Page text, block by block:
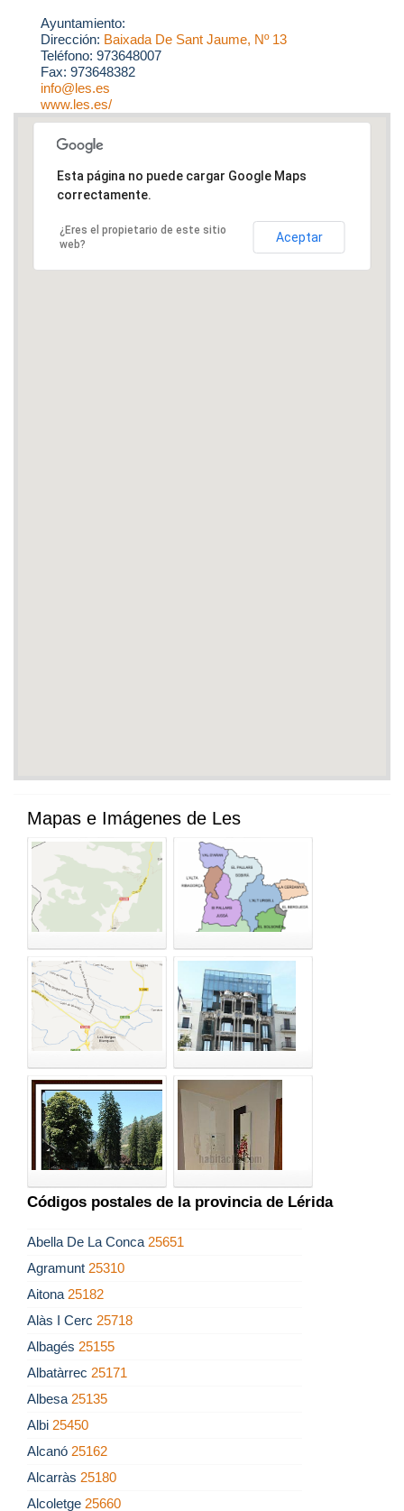
Ayuntamiento:
Dirección: Baixada De Sant Jaume, Nº 13
Teléfono: 973648007
Fax: 973648382
info@les.es
www.les.es/
Esta página no puede cargar Google Maps
correctamente.
¿Eres el propietario de este sitio
web?
Aceptar
Mapas e Imágenes de Les
Códigos postales de la provincia de Lérida
Abella De La Conca 25651
Agramunt 25310
Aitona 25182
Alàs I Cerc 25718
Albagés 25155
Albatàrrec 25171
Albesa 25135
Albi 25450
Alcanó 25162
Alcarràs 25180
Alcoletge 25660